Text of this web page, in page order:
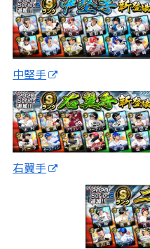
中堅手
右翼手